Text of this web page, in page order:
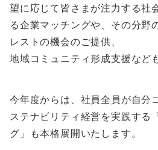
望に応じて皆さまが注力する社
る企業マッチングや、その分野
レストの機会のご提供、
地域コミュニティ形成支援など
今年度からは、社員全員が自分
ステナビリティ経営を実践する
グ」も本格展開いたします。